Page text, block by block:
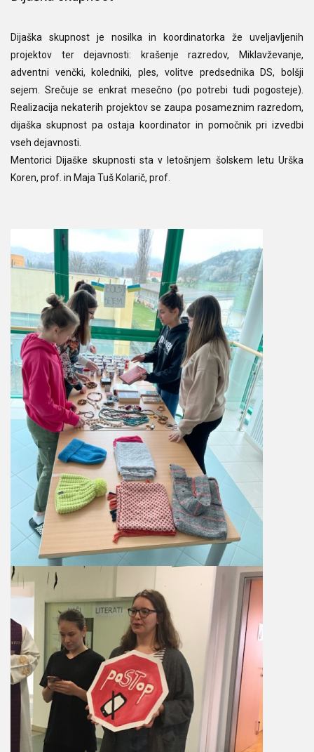
Dijaška skupnost je nosilka in koordinatorka že uveljavljenih
projektov ter dejavnosti: krašenje razredov, Miklavževanje,
adventni venčki, koledniki, ples, volitve predsednika DS, bolšji
sejem. Srečuje se enkrat mesečno (po potrebi tudi pogosteje).
Realizacija nekaterih projektov se zaupa posameznim razredom,
dijaška skupnost pa ostaja koordinator in pomočnik pri izvedbi
vseh dejavnosti.
Mentorici Dijaške skupnosti sta v letošnjem šolskem letu Urška
Koren, prof. in Maja Tuš Kolarič, prof.